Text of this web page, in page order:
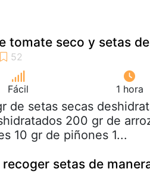
tomate seco y setas
Fácil 1 hora
de setas secas
200 gr de
10 gr de piñones 1...
setas de